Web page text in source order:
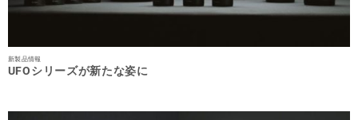
新製品情報
UFOシリーズが新たな姿に